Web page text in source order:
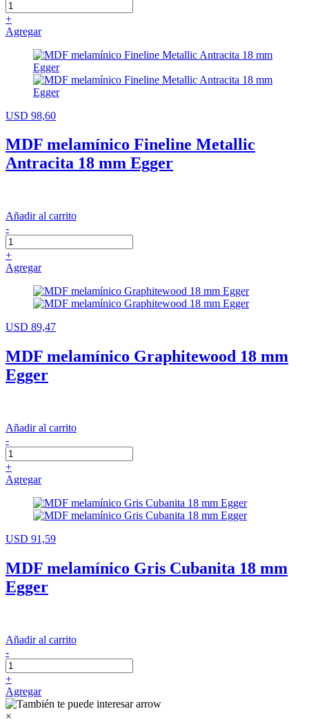
+
Agregar
USD 98,60
MDF melamínico Fineline Metallic
Antracita 18 mm Egger
Añadir al carrito
-
+
Agregar
USD 89,47
MDF melamínico Graphitewood 18 mm
Egger
Añadir al carrito
-
+
Agregar
USD 91,59
MDF melamínico Gris Cubanita 18 mm
Egger
Añadir al carrito
-
+
Agregar
×